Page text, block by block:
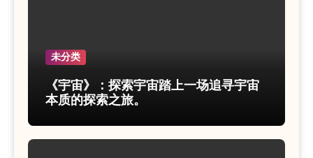
未分类
《宇宙》：探索宇宙踏上一场追寻宇宙
本质的探索之旅。